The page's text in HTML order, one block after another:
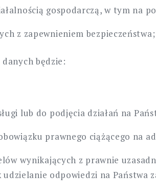
gospodarczą, w tym na
z zapewnieniem bezpieczeństwa;
będzie:
lub do podjęcia działań na
prawnego ciążącego na
wynikających z prawnie
odpowiedzi na Państwa